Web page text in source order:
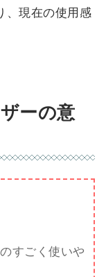
、現在の使用感
ーの意
すごく使いや